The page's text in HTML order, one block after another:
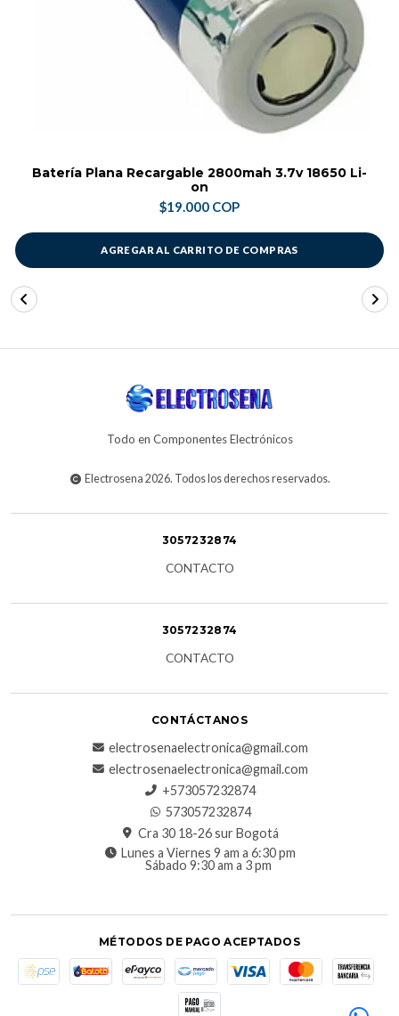
Batería Plana Recargable 2800mah 3.7v 18650 Li-
on
$19.000 COP
AGREGAR AL CARRITO DE COMPRAS
Todo en Componentes Electrónicos
Electrosena 2026. Todos los derechos reservados.
3057232874
CONTACTO
3057232874
CONTACTO
CONTÁCTANOS
electrosenaelectronica@gmail.com
electrosenaelectronica@gmail.com
+573057232874
573057232874
Cra 30 18-26 sur Bogotá
Lunes a Viernes 9 am a 6:30 pm
Sábado 9:30 am a 3 pm
MÉTODOS DE PAGO ACEPTADOS